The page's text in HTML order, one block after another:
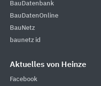
BauDatenbank
BauDatenOnline
BauNetz
baunetz id
Aktuelles von Heinze
Facebook